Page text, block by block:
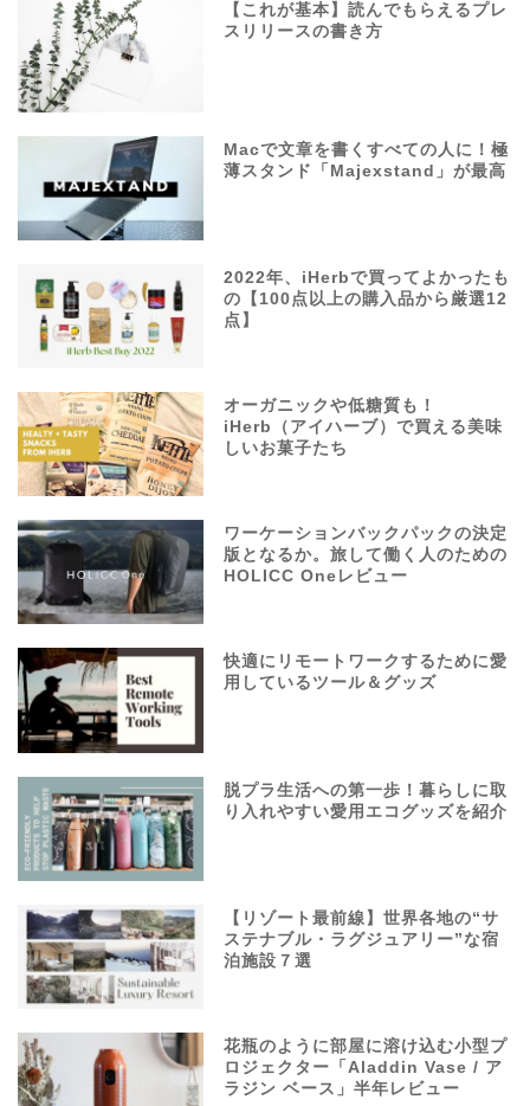
【これが基本】読んでもらえるプレ
スリリースの書き方
Macで文章を書くすべての人に！極
薄スタンド「Majexstand」が最高
2022年、iHerbで買ってよかったも
の【100点以上の購入品から厳選12
点】
オーガニックや低糖質も！
iHerb（アイハーブ）で買える美味
しいお菓子たち
ワーケーションバックパックの決定
版となるか。旅して働く人のための
HOLICC Oneレビュー
快適にリモートワークするために愛
用しているツール＆グッズ
脱プラ生活への第一歩！暮らしに取
り入れやすい愛用エコグッズを紹介
【リゾート最前線】世界各地の“サ
ステナブル・ラグジュアリー”な宿
泊施設７選
花瓶のように部屋に溶け込む小型プ
ロジェクター「Aladdin Vase / ア
ラジン ベース」半年レビュー